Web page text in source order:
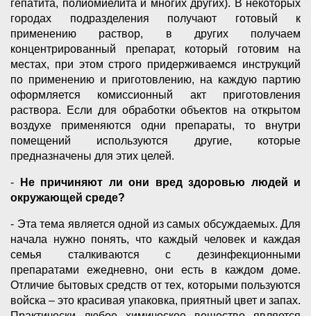
гепатита, полиомиелита и многих других). В некоторых
городах подразделения получают готовый к
применению раствор, в других получаем
концентрированный препарат, который готовим на
местах, при этом строго придерживаемся инструкций
по применению и приготовлению, на каждую партию
оформляется комиссионный акт приготовления
раствора. Если для обработки объектов на открытом
воздухе применяются одни препараты, то внутри
помещений используются другие, которые
предназначены для этих целей.
-
Не причиняют ли они вред здоровью людей и
окружающей среде?
- Эта тема является одной из самых обсуждаемых. Для
начала нужно понять, что каждый человек и каждая
семья сталкиваются с дезинфекционными
препаратами ежедневно, они есть в каждом доме.
Отличие бытовых средств от тех, которыми пользуются
войска – это красивая упаковка, приятный цвет и запах.